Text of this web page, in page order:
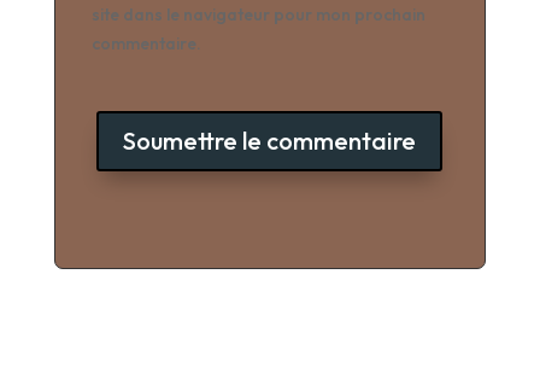
site dans le navigateur pour mon prochain
commentaire.
Soumettre le commentaire